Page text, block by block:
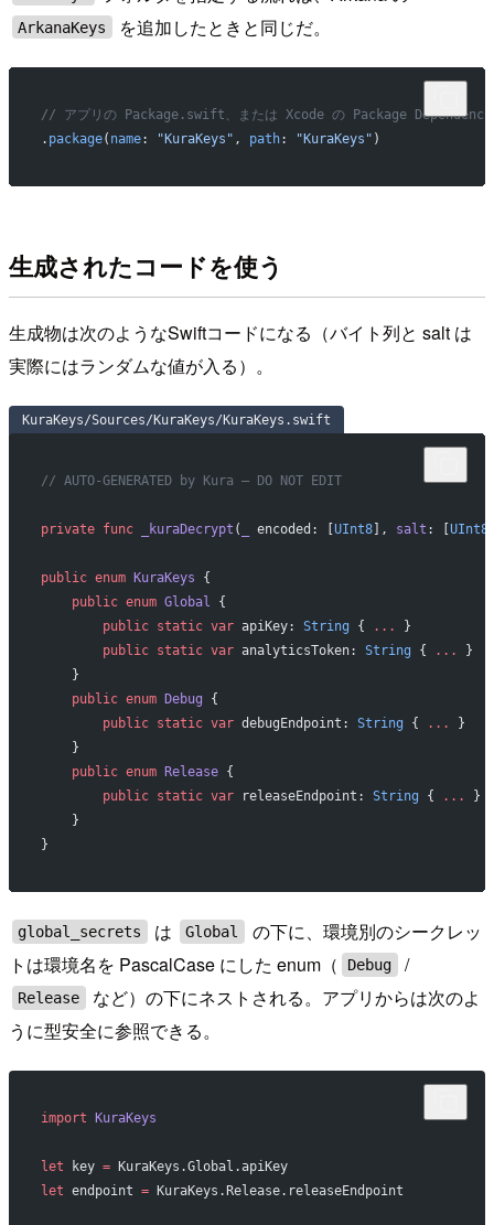
ArkanaKeys を追加したときと同じだ。
// アプリの Package.swift、または Xcode の Package
. package( name: "KuraKeys" , path: "KuraKeys" )
生成されたコードを使う
生成物は次のようなSwiftコードになる（バイト列と salt は
実際にはランダムな値が入る）。
KuraKeys/Sources/KuraKeys/KuraKeys.swift
// AUTO-GENERATED by Kura — DO NOT EDIT
private func _kuraDecrypt ( encoded: [ UInt8], salt : [ UInt8
public enum KuraKeys {
    public
enum Global {
        public
static var apiKey: String { ...
}
        public
static var analyticsToken: String { ...
}
    }
    public
enum Debug {
        public
static var debugEndpoint: String { ...
}
    }
    public
enum Release {
        public
static var releaseEndpoint: String { ...
}
    }
}
global_secrets は Global
の下に、環境別のシークレッ
トは環境名を PascalCase にした enum（
Debug /
Release
など）の下にネストされる。アプリからは次のよ
うに型安全に参照できる。
import KuraKeys
let key = KuraKeys.Global.apiKey
let endpoint = KuraKeys.Release.releaseEndpoint